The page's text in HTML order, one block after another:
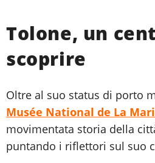
Tolone, un
scoprire
Oltre al suo status di porto
Musée National de La
movimentata storia della
puntando i riflettori sul suo